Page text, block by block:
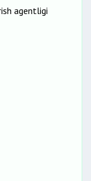
agentligi